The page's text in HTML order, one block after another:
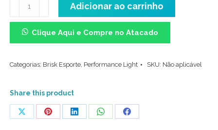
Performance
Light
(35/43)
In
Preto
e
Verde
Adicionar ao carrinho
Clique Aqui e Compre no Atacado
Categorias: Brisk Esporte, Performance Light SKU: Não aplicável
Share this product
Share
Share
Share
Share
Share